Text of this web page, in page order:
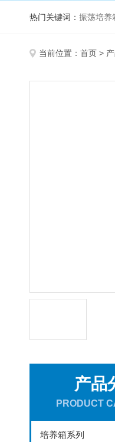
热门关键词： 振荡培养
当前位置： 首页 >
产品
PRODUCT
培养箱系列